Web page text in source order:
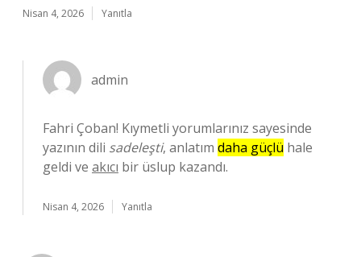
Nisan 4, 2026 Yanıtla
admin
Fahri Çoban! Kıymetli yorumlarınız sayesinde
yazının dili sadeleşti, anlatım daha güçlü hale
geldi ve akıcı bir üslup kazandı.
Nisan 4, 2026 Yanıtla